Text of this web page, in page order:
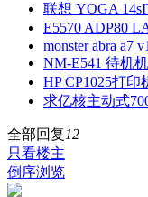
联想 YOGA
E5570 ADP80
monster abra a7
NM-E541 待机
HP CP1025打
求亿核主动式
全部回复 12
只看楼主
倒序浏览